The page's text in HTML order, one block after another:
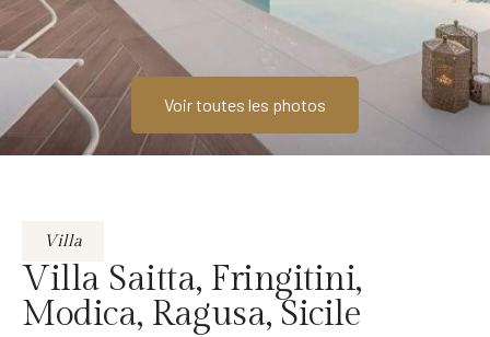
Voir toutes les photos
Villa
Villa Saitta, Fringitini,
Modica, Ragusa, Sicile